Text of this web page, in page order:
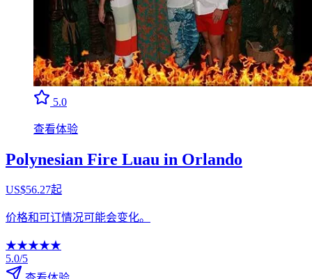
5.0
查看体验
Polynesian Fire Luau in Orlando
US$56.27起
价格和可订情况可能会变化。
★★★★★
5.0/5